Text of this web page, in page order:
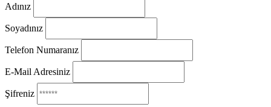
Adınız
Soyadınız
Telefon Numaranız
E-Mail Adresiniz
Şifreniz